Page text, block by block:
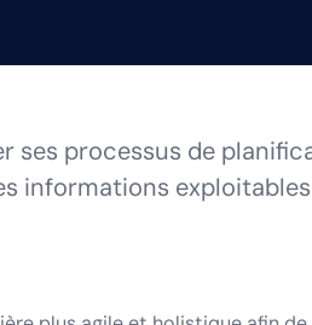
ses processus de
informations